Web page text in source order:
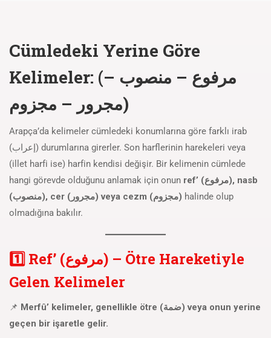
Cümledeki Yerine Göre
Kelimeler: (مرفوع – منصوب –
مجرور – مجزوم)
Arapça’da kelimeler cümledeki konumlarına göre farklı irab
(إعراب) durumlarına girerler. Son harflerinin harekeleri veya
(illet harfi ise) harfin kendisi değişir. Bir kelimenin cümlede
hangi görevde olduğunu anlamak için onun ref’ (مرفوع), nasb
(منصوب), cer (مجرور) veya cezm (مجزوم) halinde olup
olmadığına bakılır.
1️⃣ Ref’ (مرفوع) – Ötre Hareketiyle
Gelen Kelimeler
📌 Merfû’ kelimeler, genellikle ötre (ضمة) veya onun yerine
geçen bir işaretle gelir.